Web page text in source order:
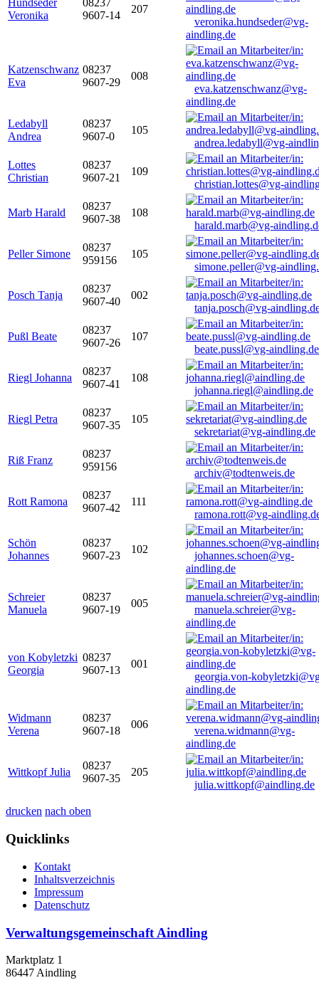
Hundseder
Veronika
08237
9607-14
207
veronika.hundseder@vg-
aindling.de
Katzenschwanz
Eva
08237
9607-29
008
eva.katzenschwanz@vg-
aindling.de
Ledabyll
Andrea
08237
9607-0
105
andrea.ledabyll@vg-
Lottes
Christian
08237
9607-21
109
christian.lottes@vg-
Marb Harald
08237
9607-38
108
harald.marb@vg-
Peller Simone
08237
959156
105
simone.peller@vg-
Posch Tanja
08237
9607-40
002
tanja.posch@vg-
Pußl Beate
08237
9607-26
107
beate.pussl@vg-aindling.de
Riegl Johanna
08237
9607-41
108
johanna.riegl@aindling.de
Riegl Petra
08237
9607-35
105
sekretariat@vg-aindling.de
Riß Franz
08237
959156
archiv@todtenweis.de
Rott Ramona
08237
9607-42
111
ramona.rott@vg-
Schön
Johannes
08237
9607-23
102
johannes.schoen@vg-
aindling.de
Schreier
Manuela
08237
9607-19
005
manuela.schreier@vg-
aindling.de
von Kobyletzki
Georgia
08237
9607-13
001
georgia.von-
aindling.de
Widmann
Verena
08237
9607-18
006
verena.widmann@vg-
aindling.de
Wittkopf Julia
08237
9607-35
205
julia.wittkopf@aindling.de
drucken nach oben
Quicklinks
Kontakt
Inhaltsverzeichnis
Impressum
Datenschutz
Verwaltungsgemeinschaft Aindling
Marktplatz 1
86447 Aindling